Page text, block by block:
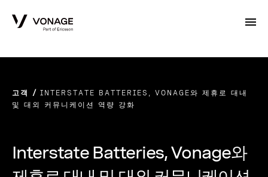
고객
INTERSTATE BATTERIES, VONAGE와 제휴로 대내
및 대외 커뮤니케이션 역량 강화
Interstate Batteries, Vonage와